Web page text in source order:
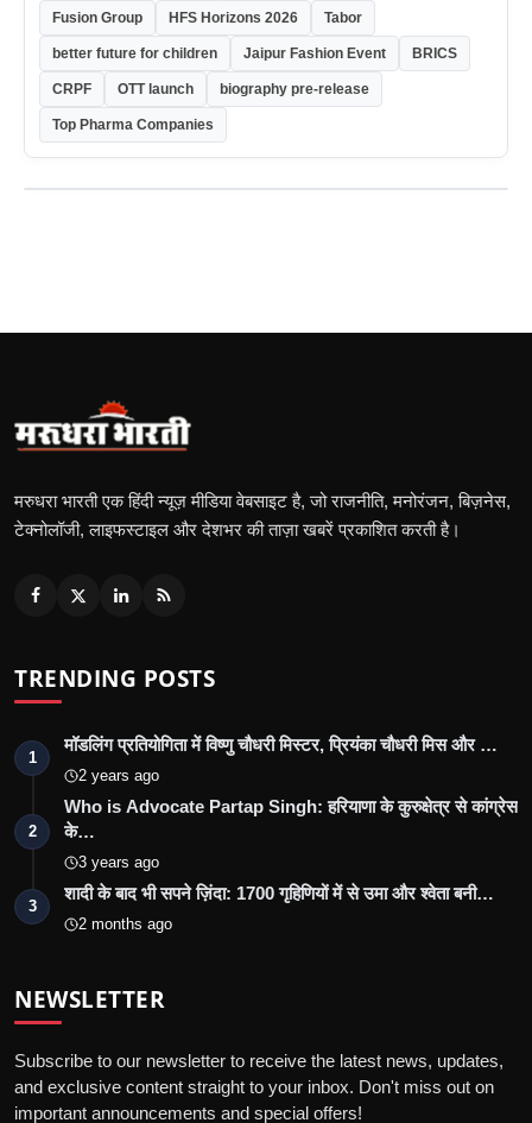
Fusion Group HFS Horizons 2026 Tabor
better future for children Jaipur Fashion Event BRICS
CRPF OTT launch biography pre-release
Top Pharma Companies
मरुधरा भारती एक हिंदी न्यूज़ मीडिया वेबसाइट है, जो राजनीति, मनोरंजन, बिज़नेस,
टेक्नोलॉजी, लाइफस्टाइल और देशभर की ताज़ा खबरें प्रकाशित करती है।
TRENDING POSTS
1
मॉडलिंग प्रतियोगिता में विष्णु चौधरी मिस्टर, प्रियंका चौधरी मिस और …
2 years ago
2
Who is Advocate Partap Singh: हरियाणा के कुरुक्षेत्र से कांग्रेस
के…
3 years ago
3
शादी के बाद भी सपने ज़िंदा: 1700 गृहिणियों में से उमा और श्वेता बनी…
2 months ago
NEWSLETTER
Subscribe to our newsletter to receive the latest news, updates,
and exclusive content straight to your inbox. Don't miss out on
important announcements and special offers!